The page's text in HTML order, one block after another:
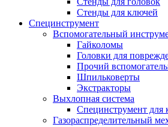
Стенды для ключей
Специнструмент
Вспомогательный
Гайколомы
Головки для
Прочий
Шпильковерты
Экстракторы
Выхлопная система
Специнструмент для
Газораспределительный